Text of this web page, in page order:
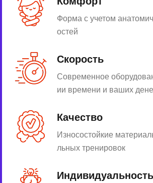
Форма с учетом
остей
Скорость
Современное
ии времени и ваших
Качество
Износостойкие
льных тренировок
Индивидуальность